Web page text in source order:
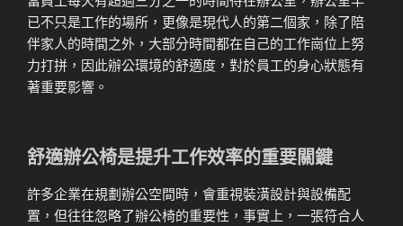
已不只是工作的場所，更像是現代人的第二個家，除了陪
伴家人的時間之外，大部分時間都在自己的工作崗位上努
力打拼，因此辦公環境的舒適度，對於員工的身心狀態有
著重要影響。
舒適辦公椅是提升工作效率的重要關鍵
許多企業在規劃辦公空間時，會重視裝潢設計與設備配
置，但往往忽略了辦公椅的重要性，事實上，一張符合人